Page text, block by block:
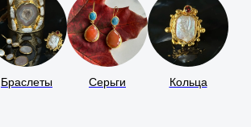
Браслеты Серьги Кольца